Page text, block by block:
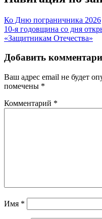
Ко Дню пограничника 2026
10-я годовщина со дня
«Защитникам Отечества»
Добавить
Ваш адрес email не будет
помечены *
Комментарий *
Имя *